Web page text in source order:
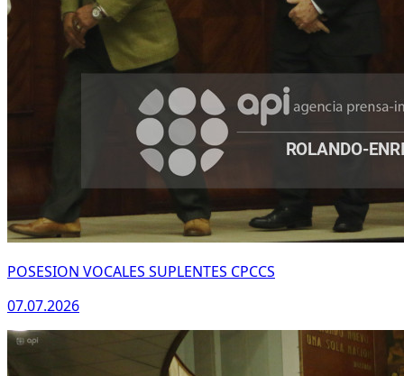
POSESION VOCALES SUPLENTES CPCCS
07.07.2026